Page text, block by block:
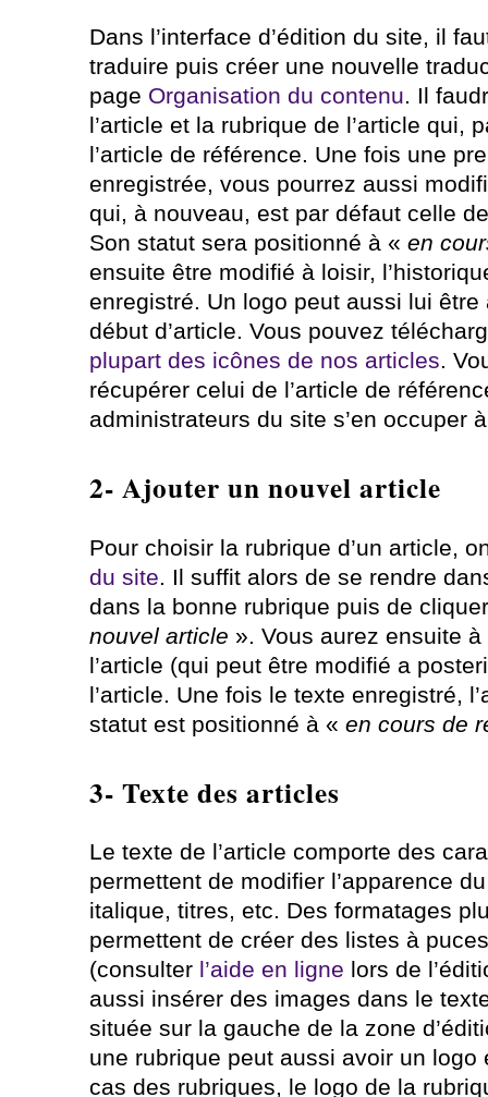
Dans l’interface d’édition du site, il
traduire puis créer une nouvelle
page Organisation du contenu. Il
l’article et la rubrique de l’article qui,
l’article de référence. Une fois une
enregistrée, vous pourrez aussi
qui, à nouveau, est par défaut celle
Son statut sera positionné à « en
ensuite être modifié à loisir,
enregistré. Un logo peut aussi lui
début d’article. Vous pouvez
plupart des icônes de nos articles.
récupérer celui de l’article de
administrateurs du site s’en occuper
2- Ajouter un nouvel article
Pour choisir la rubrique d’un article,
du site. Il suffit alors de se rendre
dans la bonne rubrique puis de
nouvel article ». Vous aurez ensuite
l’article (qui peut être modifié a
l’article. Une fois le texte enregistré,
statut est positionné à « en cours de
3- Texte des articles
Le texte de l’article comporte des
permettent de modifier l’apparence
italique, titres, etc. Des formatages
permettent de créer des listes à
(consulter l’aide en ligne lors de
aussi insérer des images dans le
située sur la gauche de la zone
une rubrique peut aussi avoir un logo
cas des rubriques, le logo de la